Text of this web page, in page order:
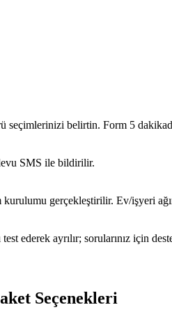
seçimlerinizi belirtin. Form 5
SMS ile bildirilir.
gerçekleştirilir. Ev/işyeri
ederek ayrılır; sorularınız için
Seçenekleri